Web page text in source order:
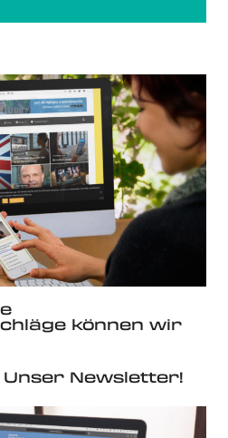
können wir
Newsletter!